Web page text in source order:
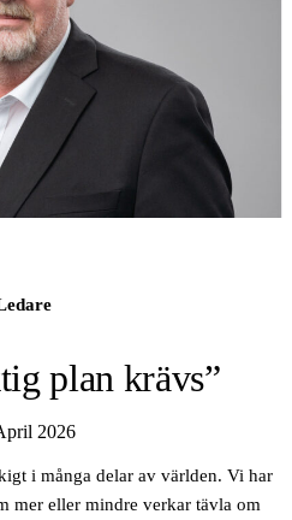
plan krävs”
2026
i många delar av världen. Vi har
mer eller mindre verkar tävla om